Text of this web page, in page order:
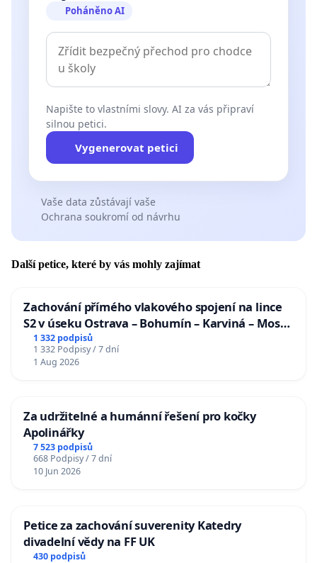
Poháněno AI
Napište to vlastními slovy. AI za vás připraví
silnou petici.
Vygenerovat petici
Vaše data zůstávají vaše
Ochrana soukromí od návrhu
Další petice, které by vás mohly zajímat
Zachování přímého vlakového spojení na lince
S2 v úseku Ostrava – Bohumín – Karviná – Mosty
u Jablunkova
1 332 podpisů
1 332 Podpisy / 7 dní
1 Aug 2026
Za udržitelné a humánní řešení pro kočky
Apolinářky
7 523 podpisů
668 Podpisy / 7 dní
10 Jun 2026
Petice za zachování suverenity Katedry
divadelní vědy na FF UK
430 podpisů